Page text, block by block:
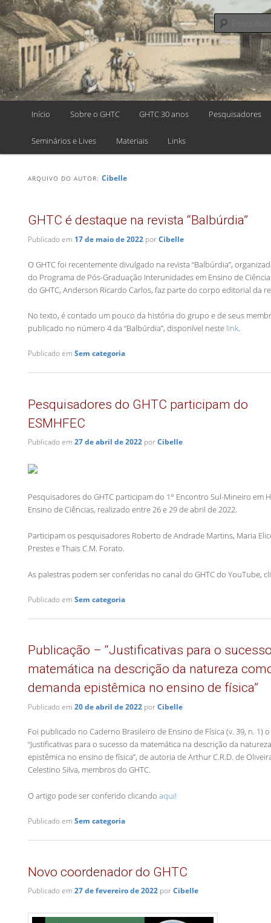
Pular
para
o
conteúdo
principal
Pular
para
o
conteúdo
secundárioGRUPO DE
HISTÓRIA,
E ENSINO DE
CIÊNCIAS
Início Sobre o GHTC GHTC 30 anos Pesquisadores
Seminários e Lives Materiais Links
ARQUIVO DO AUTOR: Cibelle
GHTC é destaque na revista “Balbúrdia”
Publicado em 17 de maio de 2022 porCibelle
O GHTC foi recentemente divulgado na revista “Balbúrdia”,
do Programa de Pós-Graduação Interunidades em Ensino de
do GHTC, Anderson Ricardo Carlos, faz parte do corpo editorial da
No texto, é contado um pouco da história do grupo e de seus
publicado no número 4 da “Balbúrdia”, disponível neste link.
Publicado em Sem categoria
Pesquisadores do GHTC participam do
ESMHFEC
Publicado em 27 de abril de 2022 porCibelle
Pesquisadores do GHTC participam do 1° Encontro Sul-Mineiro em
Ensino de Ciências, realizado entre 26 e 29 de abril de 2022.
Participam os pesquisadores Roberto de Andrade Martins, Maria
Prestes e Thais C.M. Forato.
As palestras podem ser conferidas no canal do GHTC do YouTube,
Publicado em Sem categoria
Publicação – “Justificativas para o
matemática na descrição da natureza
demanda epistêmica no ensino de física”
Publicado em 20 de abril de 2022 porCibelle
Foi publicado no Caderno Brasileiro de Ensino de Física (v. 39, n. 1)
“Justificativas para o sucesso da matemática na descrição da
epistêmica no ensino de física”, de autoria de Arthur C.R.D. de
Celestino Silva, membros do GHTC.
O artigo pode ser conferido clicando aqui!
Publicado em Sem categoria
Novo coordenador do GHTC
Publicado em 27 de fevereiro de 2022 porCibelle